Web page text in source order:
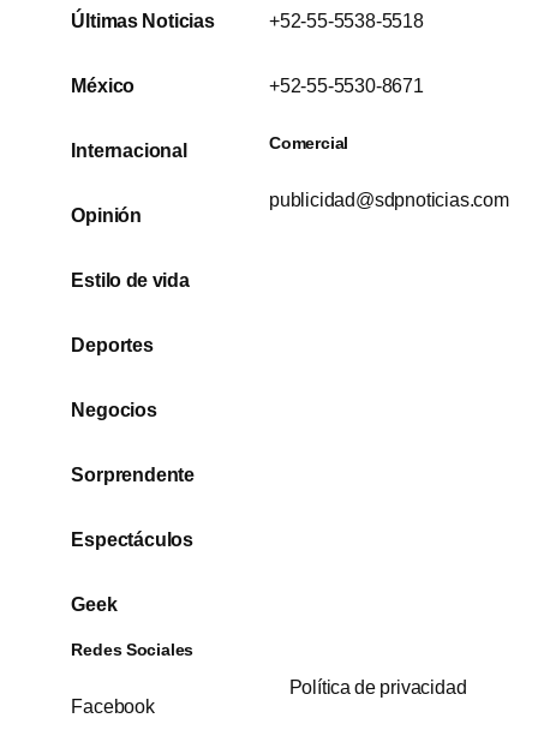
Últimas Noticias
México
Internacional
Opinión
Estilo de vida
Deportes
Negocios
Sorprendente
Espectáculos
Geek
+52-55-5538-5518
+52-55-5530-8671
Comercial
publicidad@sdpnoticias.com
Redes Sociales
Facebook
Política de privacidad